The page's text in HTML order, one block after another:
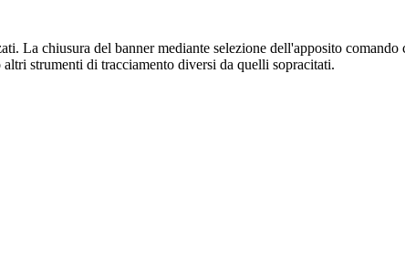
La chiusura del banner mediante selezione dell'apposito
strumenti di tracciamento diversi da quelli sopracitati.